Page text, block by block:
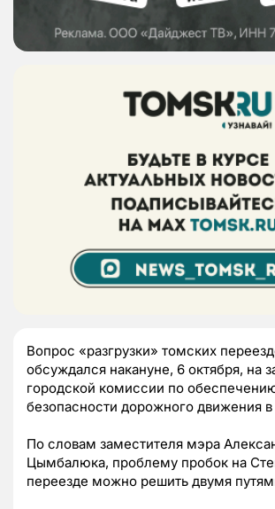
Вопрос «разгрузки» томских
обсуждался накануне, 6 октября, на
городской комиссии по
безопасности дорожного движения
По словам заместителя мэра
Цымбалюка, проблему пробок на
переезде можно решить двумя